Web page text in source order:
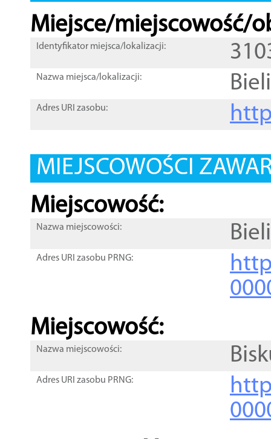
Miejsce/miejscowość/
Identyfikator miejsca/lokalizacji:
Nazwa miejsca/lokalizacji:
Adres URI zasobu:
MIEJSCOWOŚCI
Miejscowość:
Nazwa miejscowości:
Adres URI zasobu PRNG:
Miejscowość:
Nazwa miejscowości:
Adres URI zasobu PRNG: